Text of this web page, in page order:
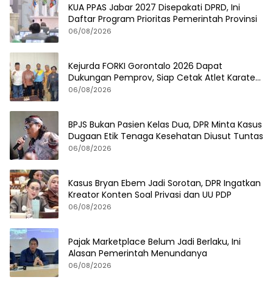
KUA PPAS Jabar 2027 Disepakati DPRD, Ini
Daftar Program Prioritas Pemerintah Provinsi
06/08/2026
Kejurda FORKI Gorontalo 2026 Dapat
Dukungan Pemprov, Siap Cetak Atlet Karate
Berprestasi
06/08/2026
BPJS Bukan Pasien Kelas Dua, DPR Minta Kasus
Dugaan Etik Tenaga Kesehatan Diusut Tuntas
06/08/2026
Kasus Bryan Ebem Jadi Sorotan, DPR Ingatkan
Kreator Konten Soal Privasi dan UU PDP
06/08/2026
Pajak Marketplace Belum Jadi Berlaku, Ini
Alasan Pemerintah Menundanya
06/08/2026